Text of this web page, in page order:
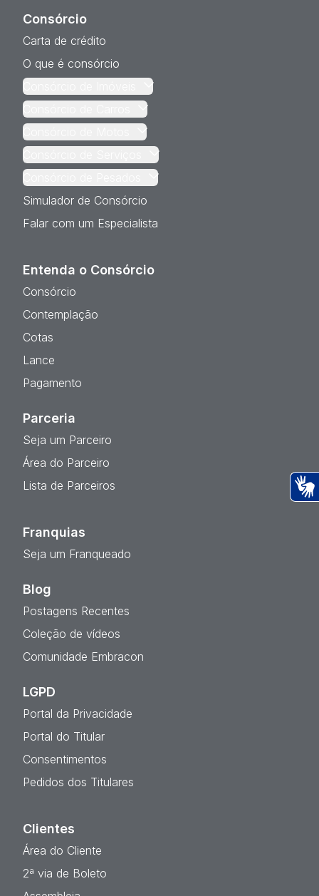
Consórcio
Carta de crédito
O que é consórcio
Consórcio de Imóveis
Consórcio de Carros
Consórcio de Motos
Consórcio de Serviços
Consórcio de Pesados
Simulador de Consórcio
Falar com um Especialista
Entenda o Consórcio
Consórcio
Contemplação
Cotas
Lance
Pagamento
Parceria
Seja um Parceiro
Área do Parceiro
Lista de Parceiros
Franquias
Seja um Franqueado
Blog
Postagens Recentes
Coleção de vídeos
Comunidade Embracon
LGPD
Portal da Privacidade
Portal do Titular
Consentimentos
Pedidos dos Titulares
Clientes
Área do Cliente
2ª via de Boleto